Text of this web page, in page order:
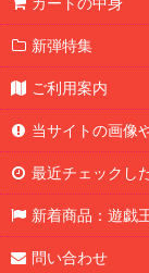
新弾特集
ご利用案内
当サイトの画像
最近チェックし
新着商品：遊戯
問い合わせ